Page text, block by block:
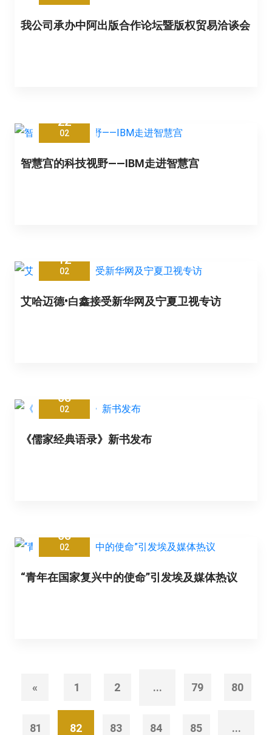
我公司承办中阿出版合作论坛暨版权贸易洽谈会
22
02
智慧宫的科技视野——IBM走进智慧宫
12
02
艾哈迈德•白鑫接受新华网及宁夏卫视专访
08
02
《儒家经典语录》新书发布
08
02
“青年在国家复兴中的使命”引发埃及媒体热议
« 1 2 ... 79 80
81 82 83 84 85 ...